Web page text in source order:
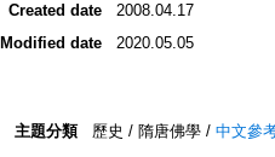
Created date
2008.04.17
Modified date
2020.05.05
主題分類 歷史 / 隋唐佛學 / 中文參